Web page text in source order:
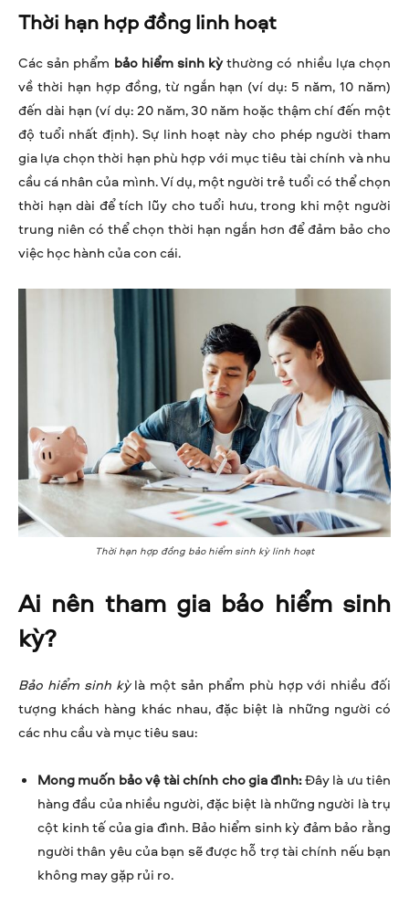
Thời hạn hợp đồng linh hoạt
Các sản phẩm bảo hiểm sinh kỳthường có nhiều lựa chọn
về thời hạn hợp đồng, từ ngắn hạn (ví dụ: 5 năm, 10 năm)
đến dài hạn (ví dụ: 20 năm, 30 năm hoặc thậm chí đến một
độ tuổi nhất định). Sự linh hoạt này cho phép người tham
gia lựa chọn thời hạn phù hợp với mục tiêu tài chính và nhu
cầu cá nhân của mình. Ví dụ, một người trẻ tuổi có thể chọn
thời hạn dài để tích lũy cho tuổi hưu, trong khi một người
trung niên có thể chọn thời hạn ngắn hơn để đảm bảo cho
việc học hành của con cái.
Thời hạn hợp đồng bảo hiểm sinh kỳ linh hoạt
Ai nên tham gia bảo hiểm sinh
kỳ?
Bảo hiểm sinh kỳlà một sản phẩm phù hợp với nhiều đối
tượng khách hàng khác nhau, đặc biệt là những người có
các nhu cầu và mục tiêu sau:
Mong muốn bảo vệ tài chính cho gia đình:Đây là ưu tiên
hàng đầu của nhiều người, đặc biệt là những người là trụ
cột kinh tế của gia đình. Bảo hiểm sinh kỳ đảm bảo rằng
người thân yêu của bạn sẽ được hỗ trợ tài chính nếu bạn
không may gặp rủi ro.